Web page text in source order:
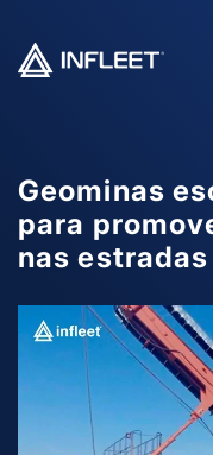
Geominas
para
nas estradas